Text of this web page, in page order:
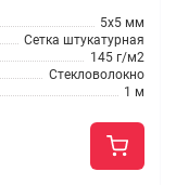
5x5 мм
Сетка штукатурная
145 г/м2
Стекловолокно
1 м